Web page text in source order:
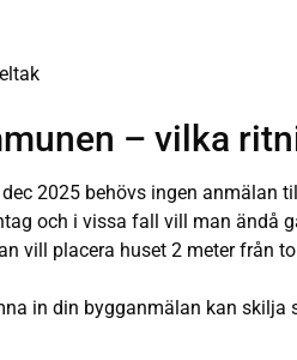
– vilka
2025 behövs ingen anmälan
och i vissa fall vill man ändå
vill placera huset 2 meter från
in din bygganmälan kan